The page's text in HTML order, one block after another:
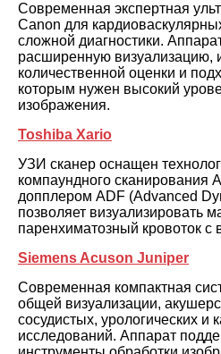
Современная экспертная
Canon для
сложной диагностики.
расширенную визуализацию,
количественной оценки и
которым нужен высокий
изображения.
Toshiba Xario
УЗИ сканер оснащен
компаундного сканирования
допплером ADF (Advanced
позволяет визуализировать
паренхиматозный кровоток
Siemens Acuson Juniper
Современная компактная
общей визуализации,
сосудистых, урологических и
исследований. Аппарат